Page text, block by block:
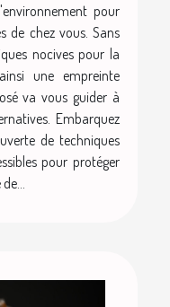
pour
de chez vous. Sans
nocives pour la
une empreinte
va vous guider à
Embarquez
de techniques
pour protéger